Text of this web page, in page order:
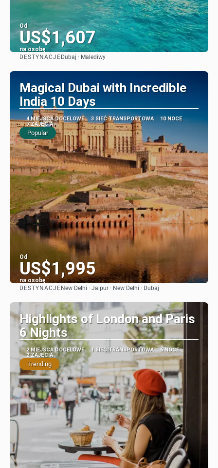
Od
US$1,607
na osobę
Zobacz
DESTYNACJE Dubaj · Malediwy
Magical Dubai with Incredible
India 10 Days
4 MIEJSCA DOCELOWE 3 SIEĆ TRANSPORTOWA
10 NOCE
7 ZAJĘCIA
Popular
Od
US$1,995
na osobę
Zobacz
DESTYNACJE New Delhi · Jaipur · New Delhi · Dubaj
Highlights of London and Paris
6 Nights
2 MIEJSCA DOCELOWE 1 SIEĆ TRANSPORTOWA
6 NOCE
2 ZAJĘCIA
Trending